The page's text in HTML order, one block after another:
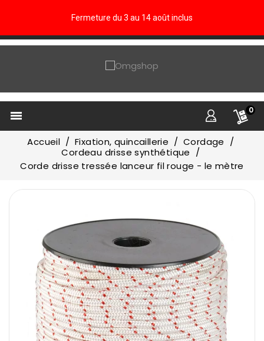
Fermeture du 3 au 14 août inclus
 0
Accueil Fixation, quincaillerie
Cordage
Cordeau drisse synthétique
Corde drisse tressée lanceur fil rouge - le mètre